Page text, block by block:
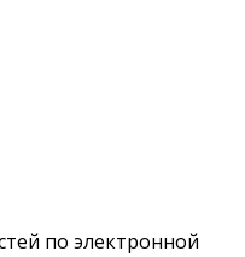
по электронной